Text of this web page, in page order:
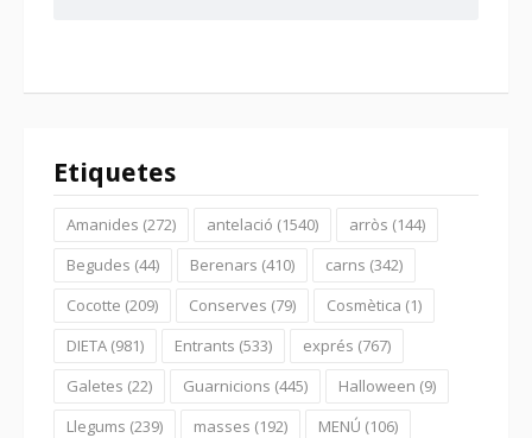
Etiquetes
Amanides (272) antelació (1540) arròs (144)
Begudes (44) Berenars (410) carns (342)
Cocotte (209) Conserves (79) Cosmètica (1)
DIETA (981) Entrants (533) exprés (767)
Galetes (22) Guarnicions (445) Halloween (9)
Llegums (239) masses (192) MENÚ (106)